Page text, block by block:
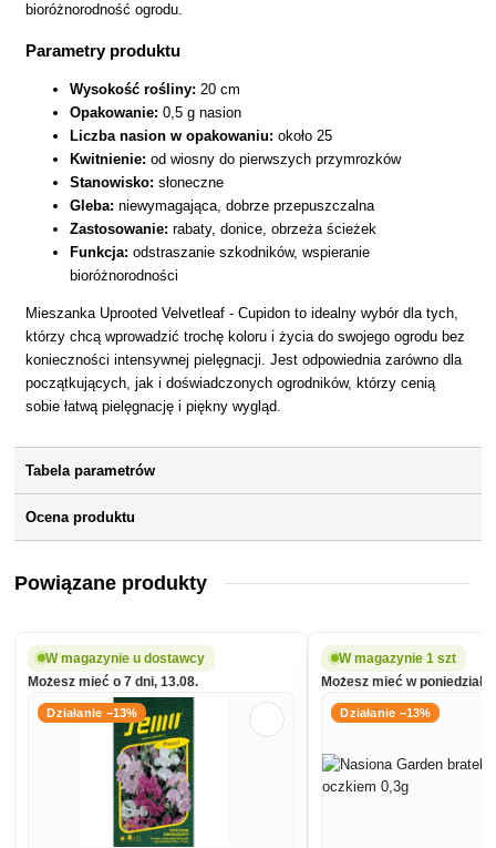
bioróżnorodność ogrodu.
Parametry produktu
Wysokość rośliny: 20 cm
Opakowanie: 0,5 g nasion
Liczba nasion w opakowaniu: około 25
Kwitnienie: od wiosny do pierwszych przymrozków
Stanowisko: słoneczne
Gleba: niewymagająca, dobrze przepuszczalna
Zastosowanie: rabaty, donice, obrzeża ścieżek
Funkcja: odstraszanie szkodników, wspieranie
bioróżnorodności
Mieszanka Uprooted Velvetleaf - Cupidon to idealny wybór dla tych,
którzy chcą wprowadzić trochę koloru i życia do swojego ogrodu bez
konieczności intensywnej pielęgnacji. Jest odpowiednia zarówno dla
początkujących, jak i doświadczonych ogrodników, którzy cenią
sobie łatwą pielęgnację i piękny wygląd.
Tabela parametrów
Ocena produktu
Powiązane produkty
W magazynie u dostawcy
Możesz mieć o 7 dni, 13.08.
Działanie −13%
W magazynie 1 szt
Możesz mieć w
Działanie −13%